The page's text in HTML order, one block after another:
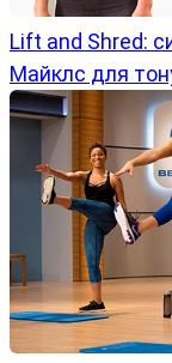
Lift and Shred:
Майклс для